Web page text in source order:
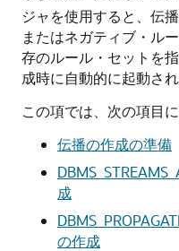
ジャを使用すると、伝
またはネガティブ・ル
存のルール・セットを
成時に自動的に起動され
この項では、次の項目
伝播の作成の準備
成
の作成